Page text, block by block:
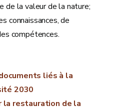
de la valeur de la nature;
connaissances, de
compétences.
liés à la
2030
la restauration de la